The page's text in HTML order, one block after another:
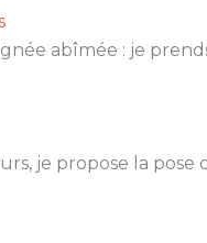
abîmée : je
je propose la